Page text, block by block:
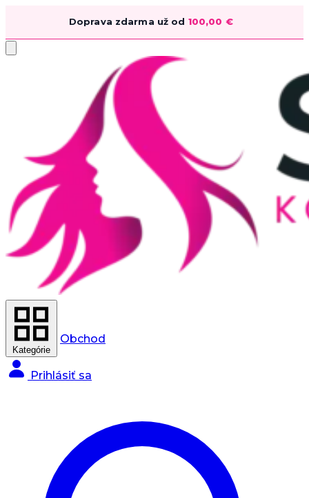
Doprava zdarma už od 100,00 €
Kategórie
Obchod
Prihlásiť sa